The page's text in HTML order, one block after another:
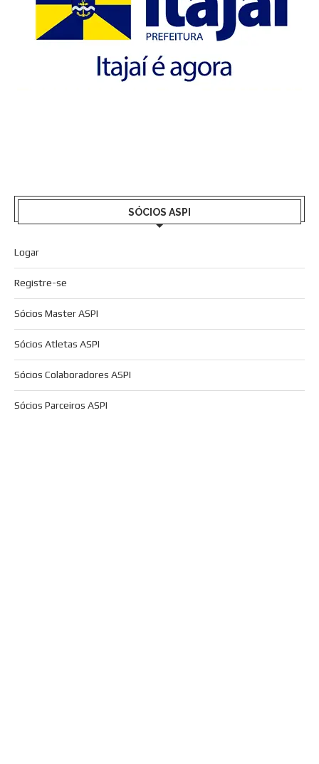
SÓCIOS ASPI
Logar
Registre-se
Sócios Master ASPI
Sócios Atletas ASPI
Sócios Colaboradores ASPI
Sócios Parceiros ASPI